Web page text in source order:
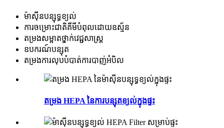
ម៉ាស៊ីនបន្សុទ្ធខ្យល់
ការ​ចម្រោះ​ជាតិ​គីមី​បំពុល​ដោយ​ឧស្ម័ន
តម្រងសម្អាតថ្នាក់វេជ្ជសាស្ត្រ
ឧបករណ៍បន្សុត
តម្រង​ការ​លុប​បំបាត់​ការ​បាញ់​អំបិល
តម្រង HEPA នៃការបន្សុតខ្យល់ក្នុងផ្ទះ